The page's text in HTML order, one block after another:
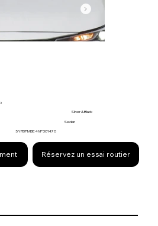
Silver & Black
Sedan
5YFBPMBE4NP301470
Réservez un essai routier